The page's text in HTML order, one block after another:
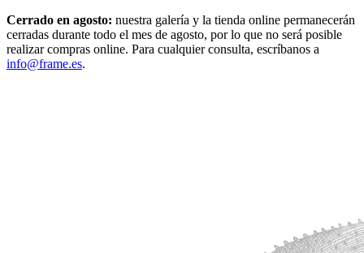
Cerrado en agosto: nuestra galería y la tienda online permanecerán
cerradas durante todo el mes de agosto, por lo que no será posible
realizar compras online. Para cualquier consulta, escríbanos a
info@frame.es.